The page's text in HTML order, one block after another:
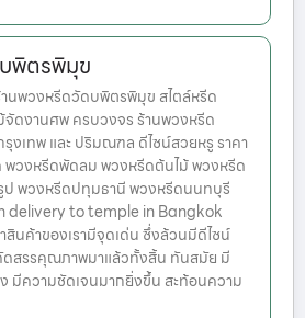
พิตรพิมุข
นพวงหรีดวัดบพิตรพิมุข สไตล์หรีด
ดงานศพ ครบวงจร ร้านพวงหรีด
งเทพ และ ปริมณฑล ดีไซน์สวยหรู ราคา
วงหรีดพัดลม พวงหรีดต้นไม้ พวงหรีด
ป พวงหรีดปทุมธานี พวงหรีดนนทบุรี
delivery to temple in Bangkok
สินค้าของเรามีจุดเด่น ซึ่งล้วนมีดีไซน์
ดสรรคุณภาพมาแล้วทั้งสิ้น ทันสมัย มี
มีความชัดเจนมากยิ่งขึ้น สะท้อนความ